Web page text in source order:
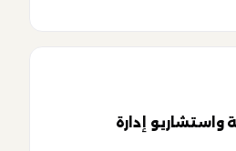
واستشاريو إدارة